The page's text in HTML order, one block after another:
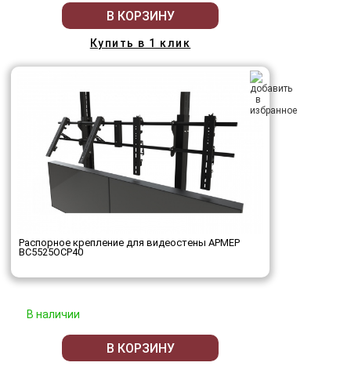
В КОРЗИНУ
Купить в 1 клик
Распорное крепление для видеостены АРМЕР
ВС5525ОСР40
В наличии
В КОРЗИНУ